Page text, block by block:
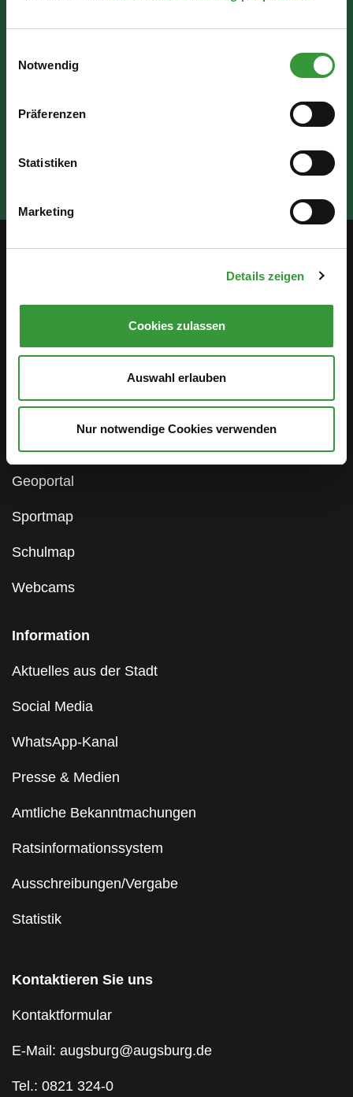
Notwendig
Präferenzen
Statistiken
Marketing
Details zeigen
Cookies zulassen
Auswahl erlauben
Nur notwendige Cookies verwenden
Öffentlichkeitsbeteiligung
Antidiskriminierung
Hinweisgebersystem
Gleichstellungsstelle
Geoportal
Sportmap
Schulmap
Webcams
Information
Aktuelles aus der Stadt
Social Media
WhatsApp-Kanal
Presse & Medien
Amtliche Bekanntmachungen
Ratsinformationssystem
Ausschreibungen/Vergabe
Statistik
Kontaktieren Sie uns
Kontaktformular
E-Mail: augsburg@augsburg.de
Tel.: 0821 324-0